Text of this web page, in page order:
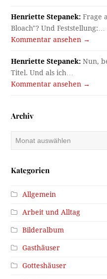
Henriette Stepanek: Frage
Bloach"? Und Feststellung:…
Kommentar ansehen →
Henriette Stepanek: Nun,
Titel. Und als ich…
Kommentar ansehen →
Archiv
Kategorien
Allgemein
Arbeit und Alltag
Bilderalbum
Gasthäuser
Gotteshäuser